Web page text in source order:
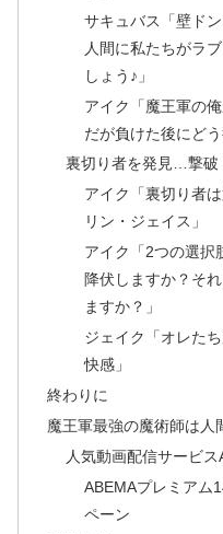
サキュバス「壁ド
人間に私たちがラ
しょう♪」
アイク「魔王軍の
だが負けた後にど
裏切り者を発見…撃破
アイク「裏切り者
リン・ジェイス」
アイク「2つの選択
降伏しますか？そ
ますか？」
ジェイク「オレた
快感」
終わりに
魔王軍最強の魔術師は人
人気動画配信サービ
ABEMAプレミアム
ペーン